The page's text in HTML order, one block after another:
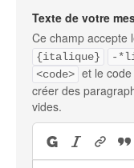
Texte de votre
Ce champ accepte
{italique}
-
<code> et le
créer des
vides.